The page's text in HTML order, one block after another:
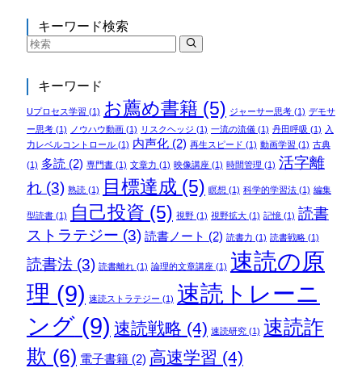
キーワード検索
キーワード
Uプロセス学習 (1) お薦め書籍 (5) ジャーサー思考(1) デモサ
ー思考(1) ノウハウ動画(1) リスクヘッジ (1) 一流の流儀(1) 丹田呼吸 (1) 入
力レベルコントロール(1) 内声化(2) 再生スピード (1) 動画学習 (1) 古典
(1) 多読 (2) 専門書(1) 文章力 (1) 映像講座(1) 時間管理 (1) 活字離
れ(3) 熟読(1) 目標達成 (5) 瞑想 (1) 科学的学習法(1) 編集
型読書(1) 自己投資 (5) 視野(1) 視野拡大(1) 記憶(1) 読書
ストラテジー (3) 読書ノート (2) 読書力 (1) 読書戦略(1)
読書法(3) 読書離れ(1) 論理的文章講座(1) 速読の原
理 (9) 速読ストラテジー (1) 速読トレーニ
ング(9) 速読戦略 (4) 速読研究(1) 速読詐
欺 (6) 電子書籍(2) 高速学習 (4)